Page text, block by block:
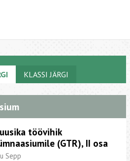
KLASSI JÄRGI
töövihik
(GTR), II osa
Sepp